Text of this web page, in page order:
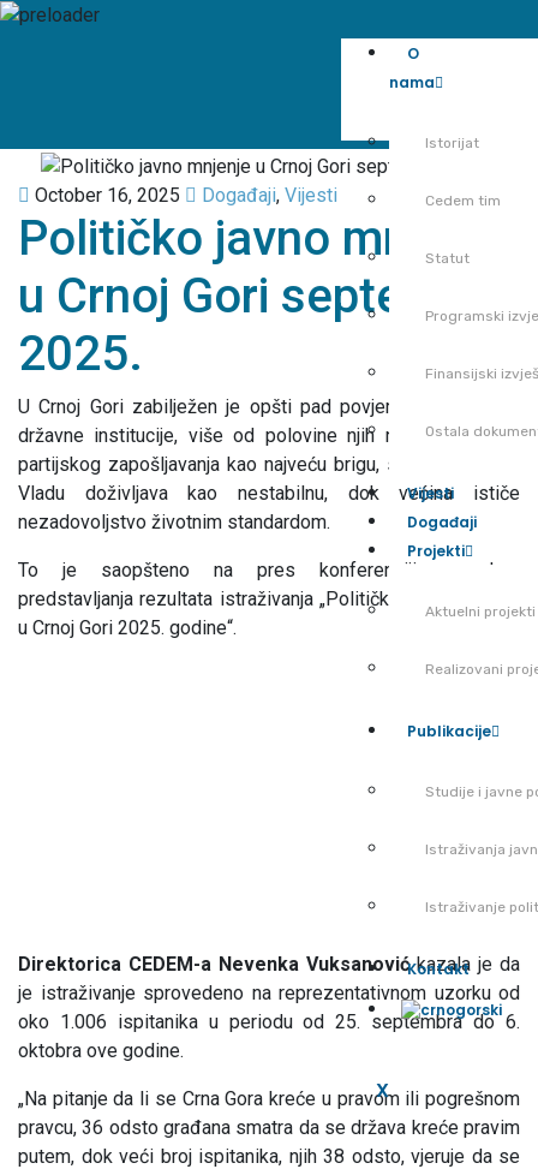
O
nama
Istorijat
Cedem tim
Statut
Programski
Finansijski
Ostala
Vijesti
Događaji
Projekti
Aktuelni projekti
Realizovani
Publikacije
Studije i javne
Istraživanja
Istraživanje
Kontakt
X
October 16, 2025 Događaji, Vijesti
Političko javno mnjenje
u Crnoj Gori septembar
2025.
U Crnoj Gori zabilježen je opšti pad povjerenja građana u
državne institucije, više od polovine njih navodi problem
partijskog zapošljavanja kao najveću brigu, skoro 40 odsto
Vladu doživljava kao nestabilnu, dok većina ističe
nezadovoljstvo životnim standardom.
To je saopšteno na pres konferenciji
povodom
predstavljanja rezultata istraživanja „Političko javno mnjenje
u Crnoj Gori 2025. godine“.
Direktorica CEDEM-a Nevenka Vuksanovićkazala je da
je istraživanje sprovedeno na reprezentativnom uzorku od
oko 1.006 ispitanika u periodu od 25. septembra do 6.
oktobra ove godine.
„Na pitanje da li se Crna Gora kreće u pravom ili pogrešnom
pravcu, 36 odsto građana smatra da se država kreće pravim
putem, dok veći broj ispitanika, njih 38 odsto, vjeruje da se